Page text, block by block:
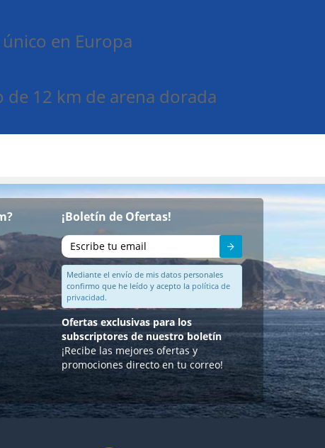
único en Europa
de 12 km de arena dorada
¡Boletín de Ofertas!
Mediante el envío de mis datos personales
confirmo que he leído y acepto la política de
privacidad.
Ofertas exclusivas para los
subscriptores de nuestro boletín
¡Recibe las mejores ofertas y
promociones directo en tu correo!